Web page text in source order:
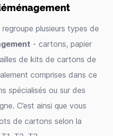
regroupe plusieurs types de
- cartons, papier
de kits de cartons de
comprises dans ce
spécialisés ou sur des
C’est ainsi que vous
de cartons selon la